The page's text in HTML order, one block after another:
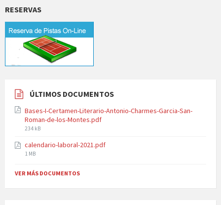
RESERVAS
ÚLTIMOS DOCUMENTOS
Bases-I-Certamen-Literario-Antonio-Charmes-Garcia-San-
Roman-de-los-Montes.pdf
File
234 kB
calendario-laboral-2021.pdf
File
1 MB
VER MÁS DOCUMENTOS